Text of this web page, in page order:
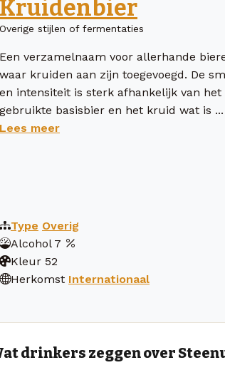
Kruidenbier
Overige stijlen of fermentaties
Een verzamelnaam voor allerhande
waar kruiden aan zijn toegevoegd. De
en intensiteit is sterk afhankelijk van het
gebruikte basisbier en het kruid wat is ...
Lees meer
Type Overig
Alcohol 7
Kleur 52
Herkomst Internationaal
drinkers zeggen over